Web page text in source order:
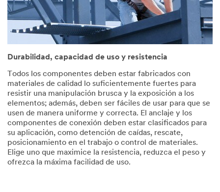
Durabilidad, capacidad de uso y resistencia
Todos los componentes deben estar fabricados con
materiales de calidad lo suficientemente fuertes para
resistir una manipulación brusca y la exposición a los
elementos; además, deben ser fáciles de usar para que se
usen de manera uniforme y correcta. El anclaje y los
componentes de conexión deben estar clasificados para
su aplicación, como detención de caídas, rescate,
posicionamiento en el trabajo o control de materiales.
Elige uno que maximice la resistencia, reduzca el peso y
ofrezca la máxima facilidad de uso.